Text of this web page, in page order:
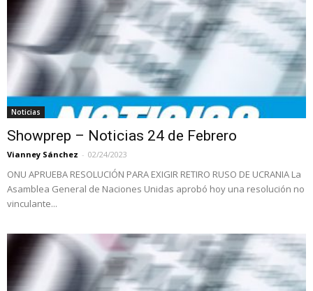
Noticias
Showprep – Noticias 24 de Febrero
Vianney Sánchez - 02/24/2023
ONU APRUEBA RESOLUCIÓN PARA EXIGIR RETIRO RUSO DE UCRANIA La
Asamblea General de Naciones Unidas aprobó hoy una resolución no
vinculante...